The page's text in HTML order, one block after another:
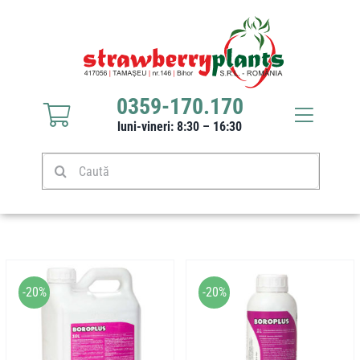
Caută
0359-170.170
luni-vineri: 8:30 – 16:30
Toggle
Răsaduri căpșuni
Stoloni căpșuni
Produse
-20% -20%